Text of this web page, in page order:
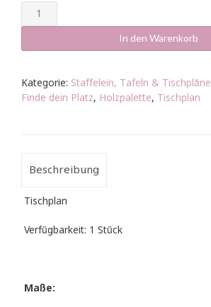
Tischplan
Palette
-
dein
Platz
In den Warenkorb
Kategorie: Staffelein, Tafeln & Tischpläne
Finde dein Platz, Holzpalette, Tischplan
Beschreibung
Tischplan
Verfügbarkeit: 1 Stück
Maße: